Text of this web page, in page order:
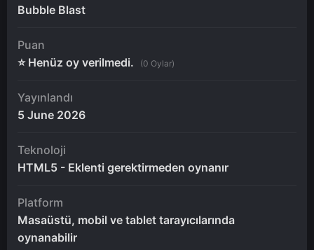
Bubble Blast
Puan
⭐ Henüz oy verilmedi.
(0 Oylar)
Yayınlandı
5 June 2026
Teknoloji
HTML5 - Eklenti gerektirmeden oynanır
Platform
Masaüstü, mobil ve tablet tarayıcılarında
oynanabilir